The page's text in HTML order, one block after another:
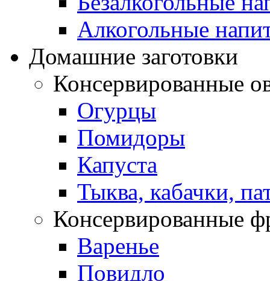
Алкогольные
Домашние заготовки
Консервированные
Огурцы
Помидоры
Капуста
Тыква, кабачки,
Консервированные
Варенье
Повидло